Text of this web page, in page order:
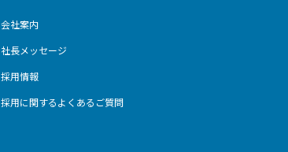
会社案内
社長メッセージ
採用情報
採用に関するよくあるご質問